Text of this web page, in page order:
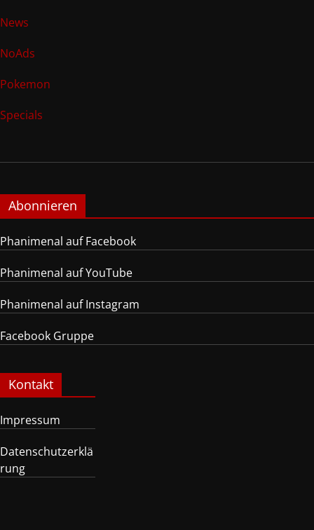
News
NoAds
Pokemon
Specials
Abonnieren
Phanimenal auf Facebook
Phanimenal auf YouTube
Phanimenal auf Instagram
Facebook Gruppe
Kontakt
Impressum
Datenschutzerklä
rung